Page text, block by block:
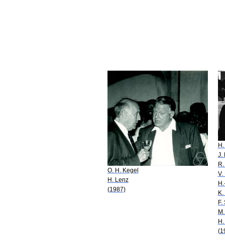
O. H. Kegel
H. Lenz
(1987)
J.
V.
F.